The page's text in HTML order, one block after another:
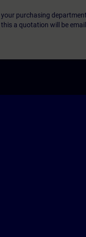
purchasing
a quotation will be